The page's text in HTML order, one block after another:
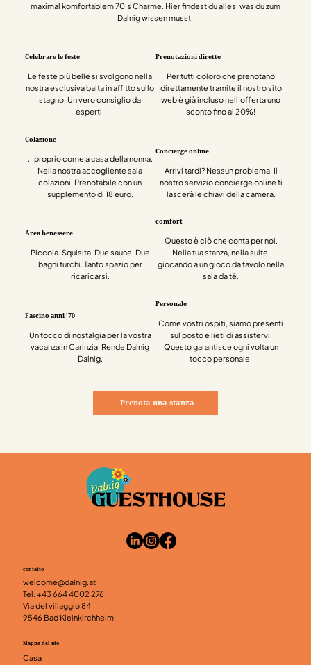
maximal komfortablem 70’s Charme. Hier findest du alles, was du zum
Dalnig wissen musst.
Celebrare le feste
Le feste più belle si svolgono nella
nostra esclusiva baita in affitto sullo
stagno. Un vero consiglio da
esperti!
Prenotazioni dirette
Per tutti coloro che prenotano
direttamente tramite il nostro sito
web è già incluso nell'offerta uno
sconto fino al 20%!
Colazione
...proprio come a casa della nonna.
Nella nostra accogliente sala
colazioni. Prenotabile con un
supplemento di 18 euro.
Concierge online
Arrivi tardi? Nessun problema. Il
nostro servizio concierge online ti
lascerà le chiavi della camera.
Area benessere
Piccola. Squisita. Due saune. Due
bagni turchi. Tanto spazio per
ricaricarsi.
comfort
Questo è ciò che conta per noi.
Nella tua stanza, nella suite,
giocando a un gioco da tavolo nella
sala da tè.
Fascino anni '70
Un tocco di nostalgia per la vostra
vacanza in Carinzia. Rende Dalnig
Dalnig.
Personale
Come vostri ospiti, siamo presenti
sul posto e lieti di assistervi.
Questo garantisce ogni volta un
tocco personale.
Prenota una stanza
contatto
welcome@dalnig.at
Tel. +43 664 4002 276
Via del villaggio 84
9546 Bad Kleinkirchheim
Mappa del sito
Casa